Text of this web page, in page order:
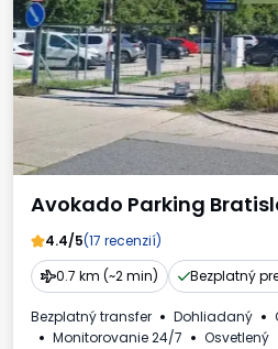
Avokado Parking
4.4/5(17 recenzií)
0.7 km (~2 min)
Bezplatný
Bezplatný transfer Dohliadaný
Monitorovanie 24/7
Osvetlený